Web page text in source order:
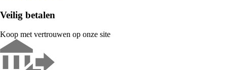
Veilig betalen
Koop met vertrouwen op onze site